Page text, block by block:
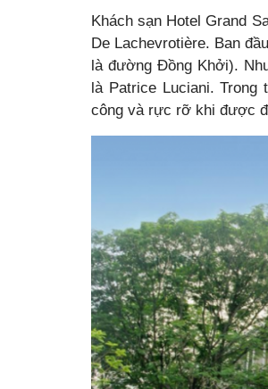
Khách sạn Hotel Grand
De Lachevrotière. Ban
là đường Đồng Khởi).
là Patrice Luciani. Trong
công và rực rỡ khi được